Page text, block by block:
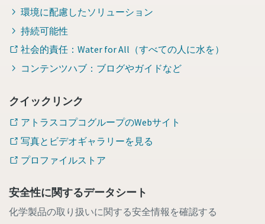
環境に配慮したソリューション
持続可能性
社会的責任：Water for All（すべての人に水を）
コンテンツハブ：ブログやガイドなど
クイックリンク
アトラスコプコグループのWebサイト
写真とビデオギャラリーを見る
プロファイルストア
安全性に関するデータシート
化学製品の取り扱いに関する安全情報を確認する